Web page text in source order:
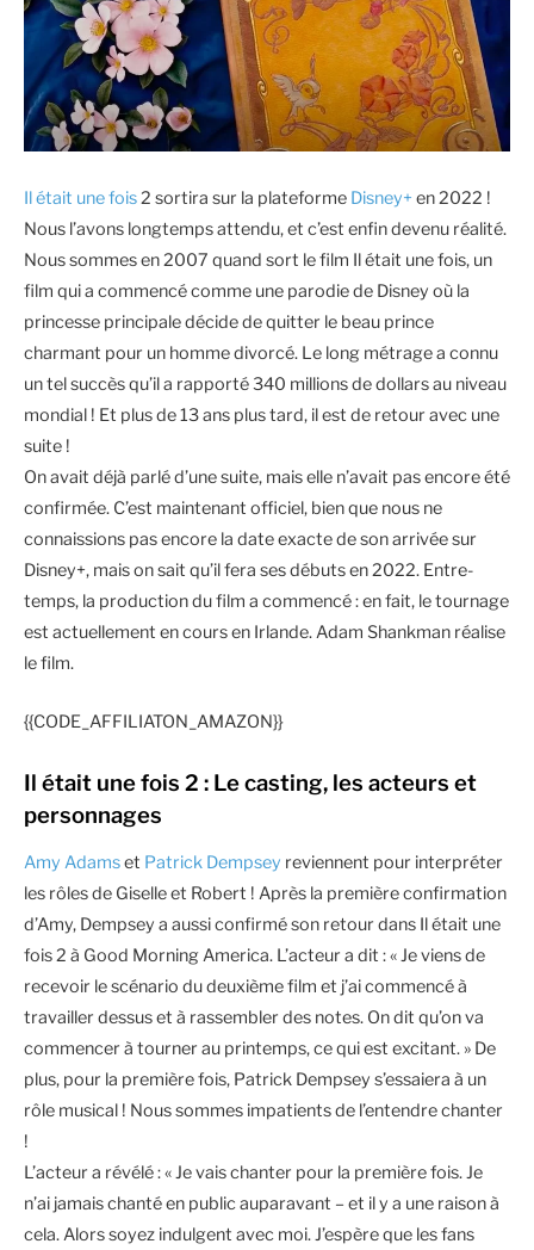
Il était une fois2 sortira sur la plateforme Disney+ en 2022 !
Nous l’avons longtemps attendu, et c’est enfin devenu réalité.
Nous sommes en 2007 quand sort le film Il était une fois, un
film qui a commencé comme une parodie de Disney où la
princesse principale décide de quitter le beau prince
charmant pour un homme divorcé. Le long métrage a connu
un tel succès qu’il a rapporté 340 millions de dollars au niveau
mondial ! Et plus de 13 ans plus tard, il est de retour avec une
suite !
On avait déjà parlé d’une suite, mais elle n’avait pas encore été
confirmée. C’est maintenant officiel, bien que nous ne
connaissions pas encore la date exacte de son arrivée sur
Disney+, mais on sait qu’il fera ses débuts en 2022. Entre-
temps, la production du film a commencé : en fait, le tournage
est actuellement en cours en Irlande. Adam Shankman réalise
le film.
{{CODE_AFFILIATON_AMAZON}}
Il était une fois 2 : Le casting, les acteurs et
personnages
Amy Adamset Patrick Dempsey reviennent pour interpréter
les rôles de Giselle et Robert ! Après la première confirmation
d’Amy, Dempsey a aussi confirmé son retour dans Il était une
fois 2 à Good Morning America. L’acteur a dit : « Je viens de
recevoir le scénario du deuxième film et j’ai commencé à
travailler dessus et à rassembler des notes. On dit qu’on va
commencer à tourner au printemps, ce qui est excitant. » De
plus, pour la première fois, Patrick Dempsey s’essaiera à un
rôle musical ! Nous sommes impatients de l’entendre chanter
!
L’acteur a révélé : « Je vais chanter pour la première fois. Je
n’ai jamais chanté en public auparavant – et il y a une raison à
cela. Alors soyez indulgent avec moi. J’espère que les fans